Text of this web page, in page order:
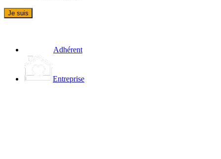
Je suis
Adhérent
Entreprise